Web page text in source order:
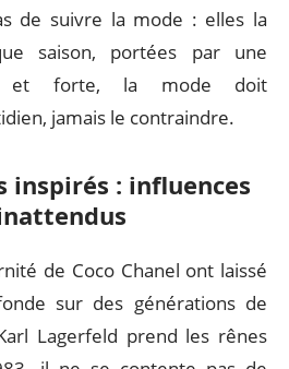
de suivre la mode : elles la
saison, portées par une
et forte, la mode doit
jamais le contraindre.
inspirés : influences
de Coco Chanel ont laissé
sur des générations de
Lagerfeld prend les rênes